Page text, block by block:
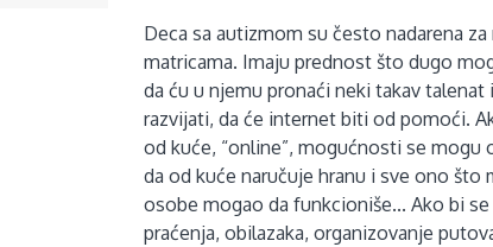
Deca sa autizmom su često nadarena
matricama. Imaju prednost što dugo
da ću u njemu pronaći neki takav
razvijati, da će internet biti od pomoći.
od kuće, “online”, mogućnosti se
da od kuće naručuje hranu i sve ono
osobe mogao da funkcioniše... Ako bi
praćenja, obilazaka, organizovanje